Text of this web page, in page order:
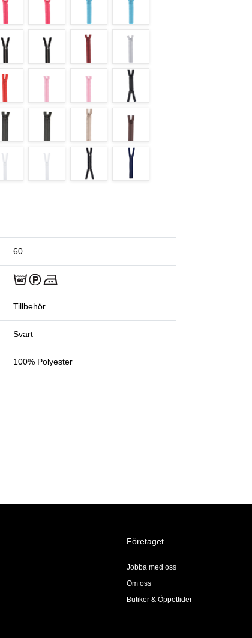
60
Tillbehör
Svart
100% Polyester
Företaget
Jobba med oss
Om oss
Butiker & Öppettider